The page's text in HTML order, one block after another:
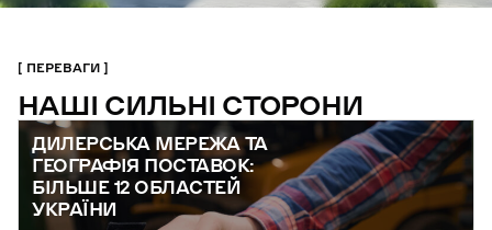
ПЕРЕВАГИ
НАШІ СИЛЬНІ СТОРОНИ
ДИЛЕРСЬКА МЕРЕЖА ТА
ГЕОГРАФІЯ ПОСТАВОК:
БІЛЬШЕ 12 ОБЛАСТЕЙ
УКРАЇНИ